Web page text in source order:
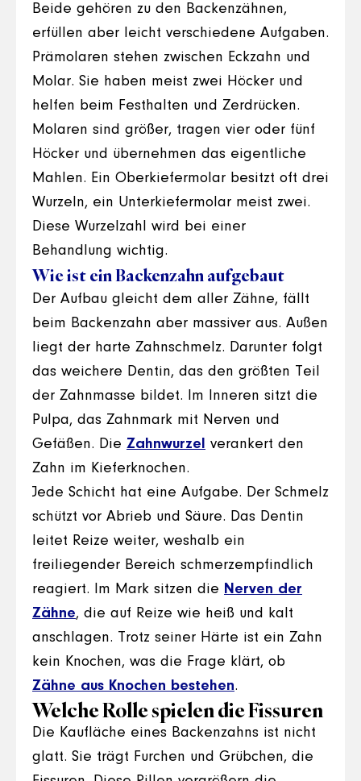
Beide gehören zu den Backenzähnen,
erfüllen aber leicht verschiedene Aufgaben.
Prämolaren stehen zwischen Eckzahn und
Molar. Sie haben meist zwei Höcker und
helfen beim Festhalten und Zerdrücken.
Molaren sind größer, tragen vier oder fünf
Höcker und übernehmen das eigentliche
Mahlen. Ein Oberkiefermolar besitzt oft drei
Wurzeln, ein Unterkiefermolar meist zwei.
Diese Wurzelzahl wird bei einer
Behandlung wichtig.
Wie ist ein Backenzahn aufgebaut
Der Aufbau gleicht dem aller Zähne, fällt
beim Backenzahn aber massiver aus. Außen
liegt der harte Zahnschmelz. Darunter folgt
das weichere Dentin, das den größten Teil
der Zahnmasse bildet. Im Inneren sitzt die
Pulpa, das Zahnmark mit Nerven und
Gefäßen. Die Zahnwurzel
verankert den
Zahn im Kieferknochen.
Jede Schicht hat eine Aufgabe. Der Schmelz
schützt vor Abrieb und Säure. Das Dentin
leitet Reize weiter, weshalb ein
freiliegender Bereich schmerzempfindlich
reagiert. Im Mark sitzen die Nerven der
Zähne, die auf Reize wie heiß und kalt
anschlagen. Trotz seiner Härte ist ein Zahn
kein Knochen, was die Frage klärt, ob
Zähne aus Knochen bestehen.
Welche Rolle spielen die Fissuren
Die Kaufläche eines Backenzahns ist nicht
glatt. Sie trägt Furchen und Grübchen, die